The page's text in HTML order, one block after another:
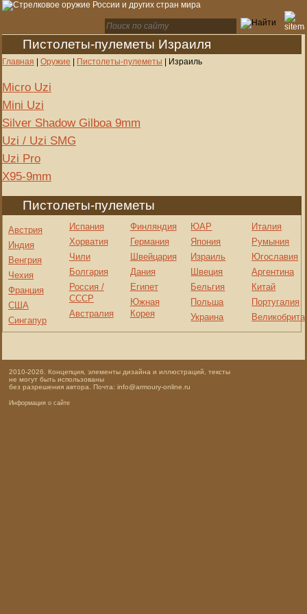
Пистолеты-пулеметы Израиля
Главная Оружие Пистолеты-пулеметы Израиль
Micro Uzi
Mini Uzi
Silver Shadow Gilboa 9mm
Uzi / Uzi SMG
Uzi Pro
X95-9mm
Пистолеты-пулеметы
Австрия
Индия
Венгрия
Чехия
Франция
США
Сингапур
Испания
Хорватия
Чили
Болгария
Россия /
СССР
Австралия
Финляндия
Германия
Швейцария
Дания
Египет
Южная
Корея
ЮАР
Япония
Израиль
Швеция
Бельгия
Польша
Украина
Италия
Румыния
Югославия
Аргентина
Китай
Португалия
2010-2026. Концепция, элементы дизайна и иллюстраций, тексты
не могут быть использованы
без разрешения автора. Почта: info@armoury-online.ru
Информация о сайте